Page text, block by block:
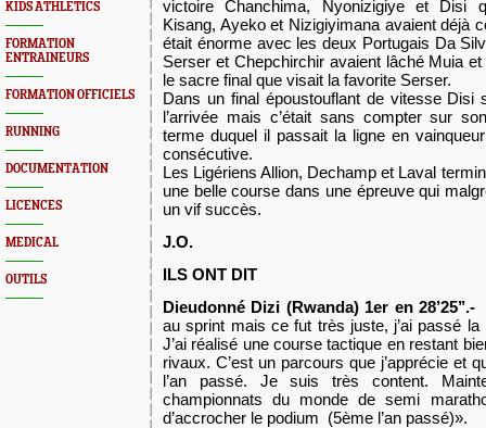
KIDS ATHLETICS
FORMATION
ENTRAINEURS
FORMATION OFFICIELS
RUNNING
DOCUMENTATION
LICENCES
MEDICAL
OUTILS
victoire Chanchima, Nyonizigiye et Disi
Kisang, Ayeko et Nizigiyimana avaient déjà
était énorme avec les deux Portugais Da
Serser et Chepchirchir avaient lâché Muia
le sacre final que visait la favorite Serser.
Dans un final époustouflant de vitesse Disi
l’arrivée mais c’était sans compter sur
terme duquel il passait la ligne en
consécutive.
Les Ligériens Allion, Dechamp et Laval
une belle course dans une épreuve qui
un vif succès.
J.O.
ILS ONT DIT
Dieudonné Dizi (Rwanda) 1er en 28’25’’.-
au sprint mais ce fut très juste, j’ai passé la
J’ai réalisé une course tactique en restant
rivaux. C’est un parcours que j’apprécie et
l’an passé. Je suis très content.
championnats du monde de semi
d’accrocher le podium (5ème l’an passé)».